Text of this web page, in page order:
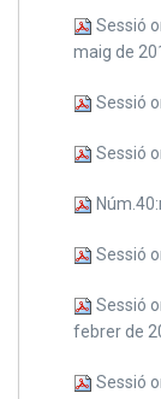
Sessió
maig de
Sessió
Sessió
Sessió
Sessió
febrer de
Sessió